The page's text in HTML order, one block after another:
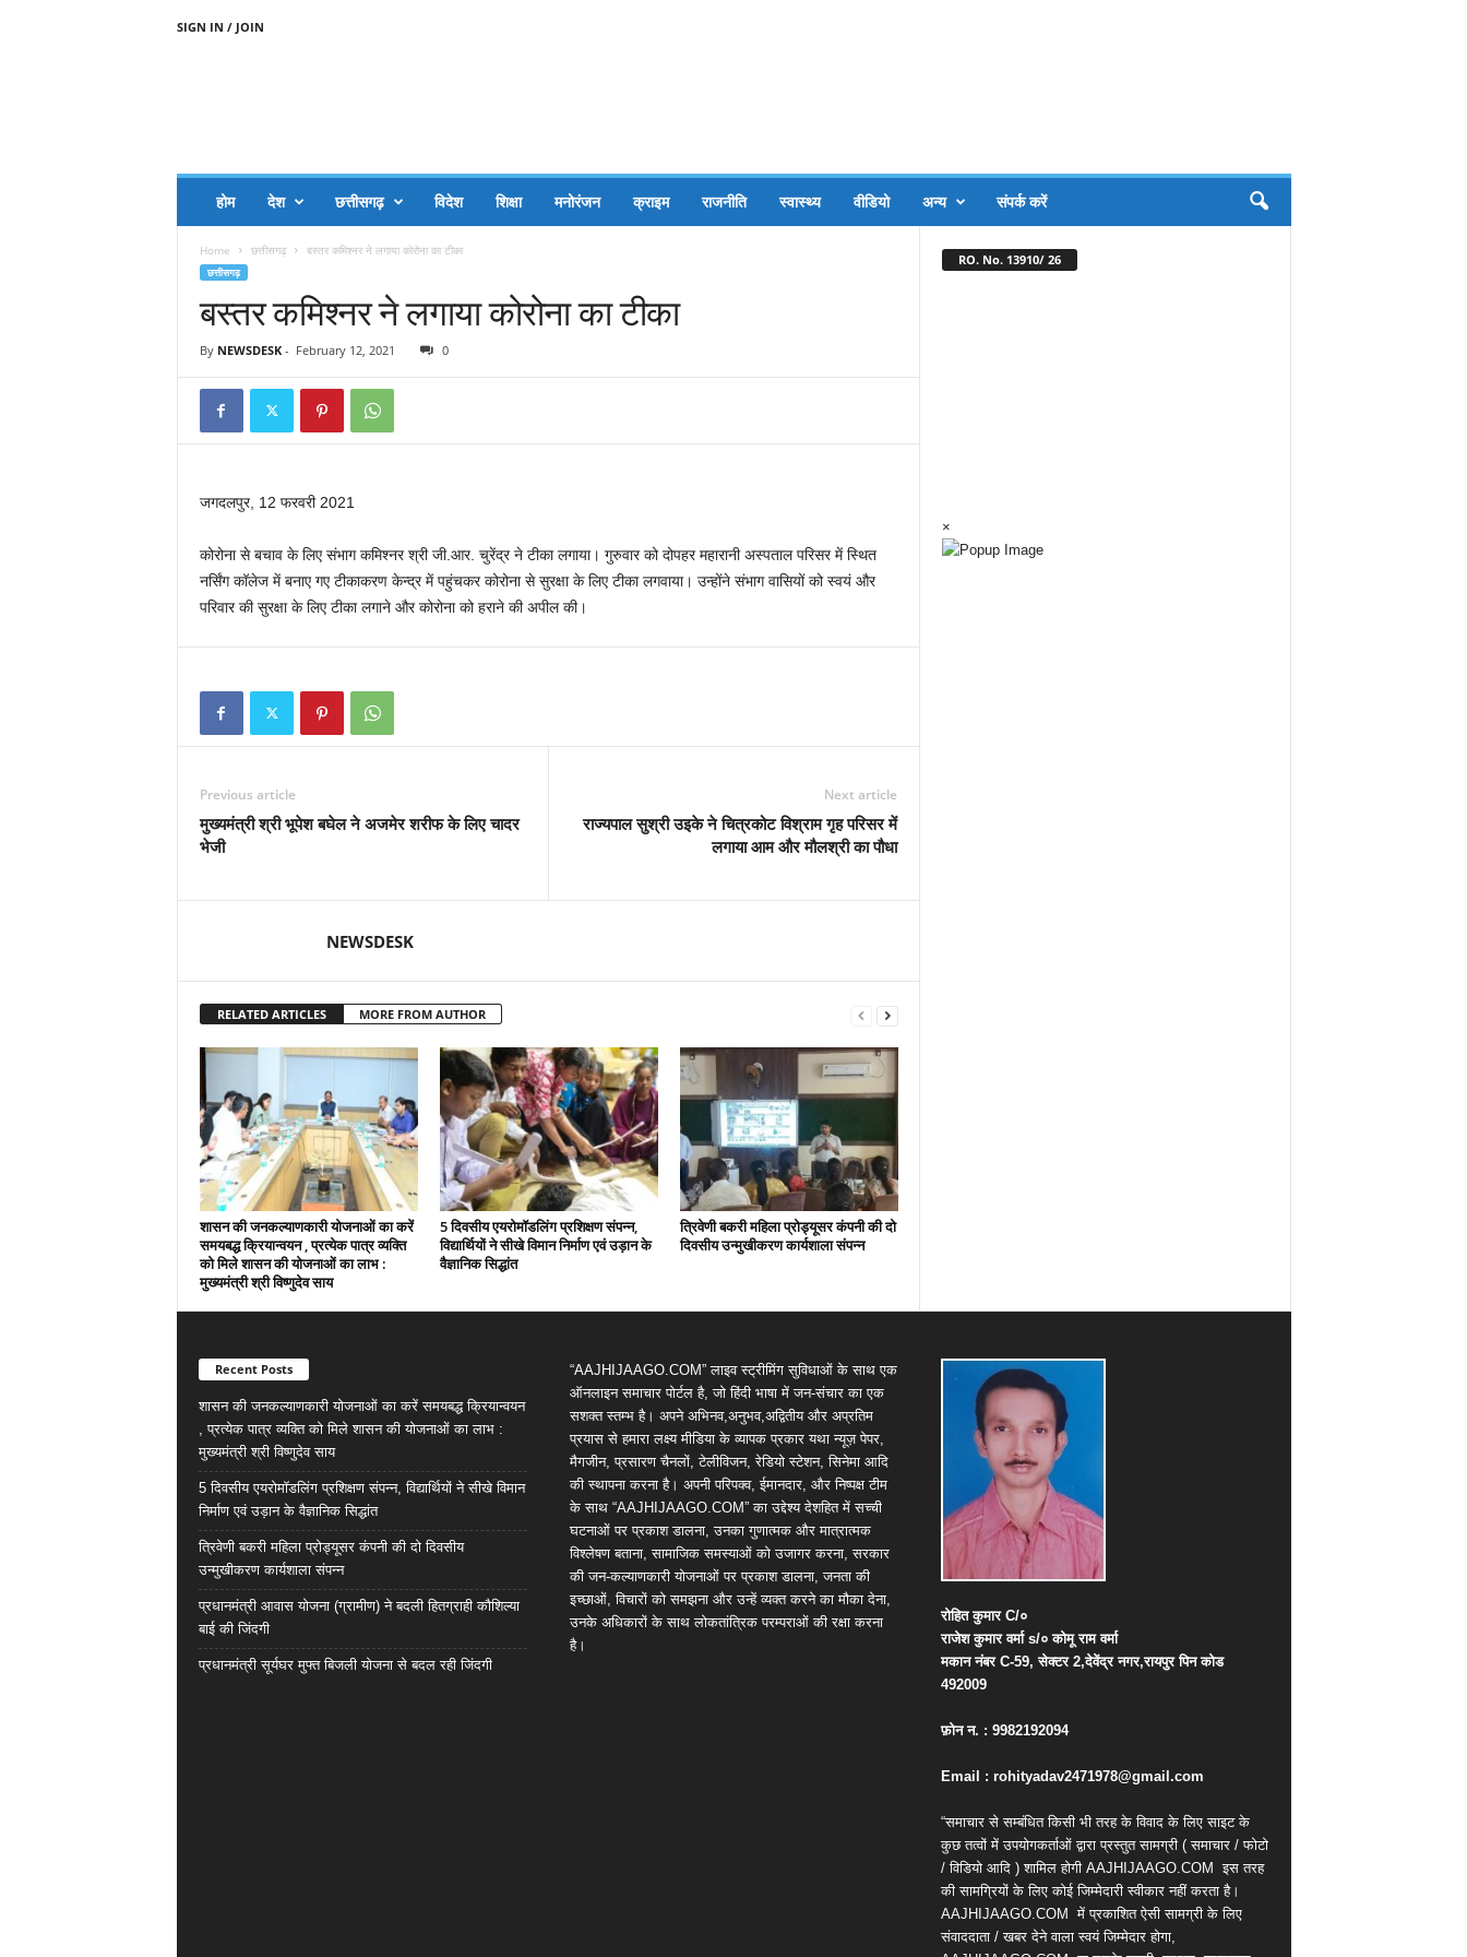
SIGN IN / JOIN
होम देश छत्तीसगढ़ विदेश शिक्षा मनोरंजन क्राइम राजनीति स्वास्थ्य वीडियो अन्य संपर्क करें
Home छत्तीसगढ़ बस्तर कमिश्नर ने लगाया कोरोना का टीका
छत्तीसगढ़
बस्तर कमिश्नर ने लगाया कोरोना का टीका
By NEWSDESK- February 12, 2021 0
जगदलपुर, 12 फरवरी 2021
कोरोना से बचाव के लिए संभाग कमिश्नर श्री जी.आर. चुरेंद्र ने टीका लगाया। गुरुवार को दोपहर महारानी अस्पताल परिसर में स्थित
नर्सिंग कॉलेज में बनाए गए टीकाकरण केन्द्र में पहुंचकर कोरोना से सुरक्षा के लिए टीका लगवाया। उन्होंने संभाग वासियों को स्वयं और
परिवार की सुरक्षा के लिए टीका लगाने और कोरोना को हराने की अपील की।
Previous article
मुख्यमंत्री श्री भूपेश बघेल ने अजमेर शरीफ के लिए चादर
भेजी
Next article
राज्यपाल सुश्री उइके ने चित्रकोट विश्राम गृह परिसर में
लगाया आम और मौलश्री का पौधा
NEWSDESK
RELATED ARTICLES MORE FROM AUTHOR
शासन की जनकल्याणकारी योजनाओं का करें
समयबद्ध क्रियान्वयन , प्रत्येक पात्र व्यक्ति
को मिले शासन की योजनाओं का लाभ :
मुख्यमंत्री श्री विष्णुदेव साय
5 दिवसीय एयरोमॉडलिंग प्रशिक्षण संपन्न,
विद्यार्थियों ने सीखे विमान निर्माण एवं उड़ान के
वैज्ञानिक सिद्धांत
त्रिवेणी बकरी महिला प्रोड्यूसर कंपनी की दो
दिवसीय उन्मुखीकरण कार्यशाला संपन्न
RO. No. 13910/ 26
×
Recent Posts
शासन की जनकल्याणकारी योजनाओं का करें समयबद्ध क्रियान्वयन
, प्रत्येक पात्र व्यक्ति को मिले शासन की योजनाओं का लाभ :
मुख्यमंत्री श्री विष्णुदेव साय
5 दिवसीय एयरोमॉडलिंग प्रशिक्षण संपन्न, विद्यार्थियों ने सीखे विमान
निर्माण एवं उड़ान के वैज्ञानिक सिद्धांत
त्रिवेणी बकरी महिला प्रोड्यूसर कंपनी की दो दिवसीय
उन्मुखीकरण कार्यशाला संपन्न
प्रधानमंत्री आवास योजना (ग्रामीण) ने बदली हितग्राही कौशिल्या
बाई की जिंदगी
प्रधानमंत्री सूर्यघर मुफ्त बिजली योजना से बदल रही जिंदगी
“AAJHIJAAGO.COM” लाइव स्ट्रीमिंग सुविधाओं के साथ एक
ऑनलाइन समाचार पोर्टल है, जो हिंदी भाषा में जन-संचार का एक
सशक्त स्तम्भ है। अपने अभिनव,अनुभव,अद्वितीय और अप्रतिम
प्रयास से हमारा लक्ष्य मीडिया के व्यापक प्रकार यथा न्यूज़ पेपर,
मैगजीन, प्रसारण चैनलों, टेलीविजन, रेडियो स्टेशन, सिनेमा आदि
की स्थापना करना है। अपनी परिपक्व, ईमानदार, और निष्पक्ष टीम
के साथ “AAJHIJAAGO.COM” का उद्देश्य देशहित में सच्ची
घटनाओं पर प्रकाश डालना, उनका गुणात्मक और मात्रात्मक
विश्लेषण बताना, सामाजिक समस्याओं को उजागर करना, सरकार
की जन-कल्याणकारी योजनाओं पर प्रकाश डालना, जनता की
इच्छाओं, विचारों को समझना और उन्हें व्यक्त करने का मौका देना,
उनके अधिकारों के साथ लोकतांत्रिक परम्पराओं की रक्षा करना
है।
रोहित कुमारC/०
राजेश कुमार वर्माs/० कोमू राम वर्मा
मकान नंबरC-59,सेक्टर2,देवेंद्र नगर,रायपुर पिन कोड
492009
फ़ोन न. : 9982192094
Email : rohityadav2471978@gmail.com
“समाचार से सम्बंधित किसी भी तरह के विवाद के लिए साइट के
कुछ तत्वों में उपयोगकर्ताओं द्वारा प्रस्तुत सामग्री ( समाचार / फोटो
/ विडियो आदि ) शामिल होगी AAJHIJAAGO.COM इस तरह
की सामग्रियों के लिए कोई जिम्मेदारी स्वीकार नहीं करता है।
AAJHIJAAGO.COM में प्रकाशित ऐसी सामग्री के लिए
संवाददाता / खबर देने वाला स्वयं जिम्मेदार होगा,